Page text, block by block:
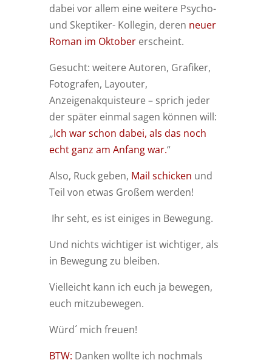
dabei vor allem eine weitere Psycho-
und Skeptiker- Kollegin, deren neuer
Roman im Oktobererscheint.
Gesucht: weitere Autoren, Grafiker,
Fotografen, Layouter,
Anzeigenakquisteure – sprich jeder
der später einmal sagen können will:
„Ich war schon dabei, als das noch
echt ganz am Anfang war.“
Also, Ruck geben, Mail schicken und
Teil von etwas Großem werden!
Ihr seht, es ist einiges in Bewegung.
Und nichts wichtiger ist wichtiger, als
in Bewegung zu bleiben.
Vielleicht kann ich euch ja bewegen,
euch mitzubewegen.
Würd´ mich freuen!
BTW: Danken wollte ich nochmals